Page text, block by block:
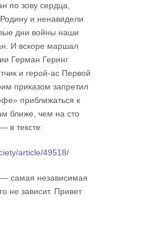
по зову сердца,
и ненавидели
дни войны наши
И вскоре маршал
Герман Геринг
и герой-ас Первой
приказом запретил
приближаться к
ближе, чем на сто
в тексте:
article/49518/
самая независимая
не зависит. Привет